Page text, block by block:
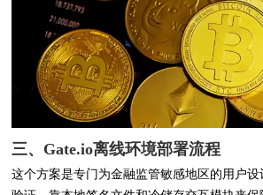
三、Gate.io离线环境部署流程
这个方案是专门为金融监管敏感地区的用户设